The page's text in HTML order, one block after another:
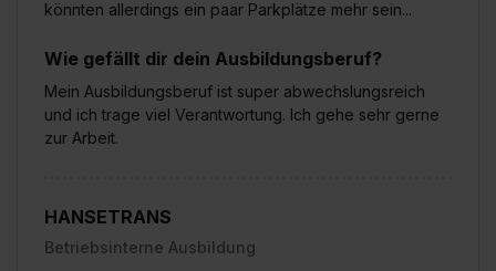
könnten allerdings ein paar Parkplätze mehr sein...
Wie gefällt dir dein Ausbildungsberuf?
Mein Ausbildungsberuf ist super abwechslungsreich
und ich trage viel Verantwortung. Ich gehe sehr gerne
zur Arbeit.
HANSETRANS
Betriebsinterne Ausbildung